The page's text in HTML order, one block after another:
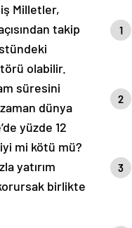
Milletler,
takip
olabilir.
süresini
dünya
yüzde 12
iyi mi kötü mü?
yatırım
birlikte
1
2
3